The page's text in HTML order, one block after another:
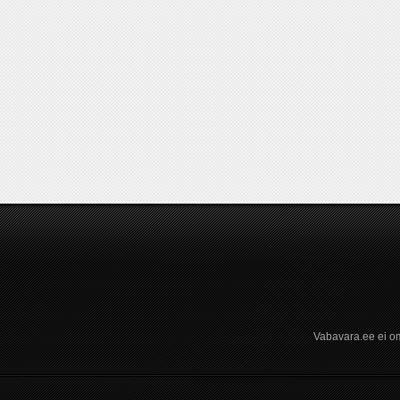
Vabavara.ee ei